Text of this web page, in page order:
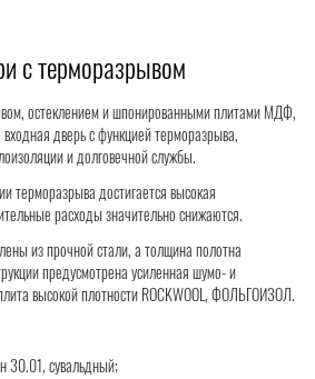
с терморазрывом
остеклением и шпонированными плитами МДФ,
дверь с функцией терморазрыва,
и долговечной службы.
терморазрыва достигается высокая
расходы значительно снижаются.
из прочной стали, а толщина полотна
предусмотрена усиленная шумо- и
высокой плотности ROCKWOOL, ФОЛЬГОИЗОЛ.
30.01, сувальдный;